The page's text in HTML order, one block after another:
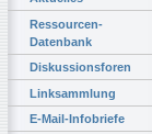
Ressourcen-
Datenbank
Diskussionsforen
Linksammlung
E-Mail-Infobriefe